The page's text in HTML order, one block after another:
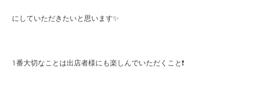
にしていただきたいと思います✨
1番大切なことは出店者様にも楽しんでいただくこと❗️